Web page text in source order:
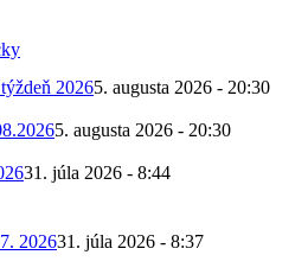
20265. augusta 2026 - 20:30
5. augusta 2026 - 20:30
31. júla 2026 - 8:44
202631. júla 2026 - 8:37